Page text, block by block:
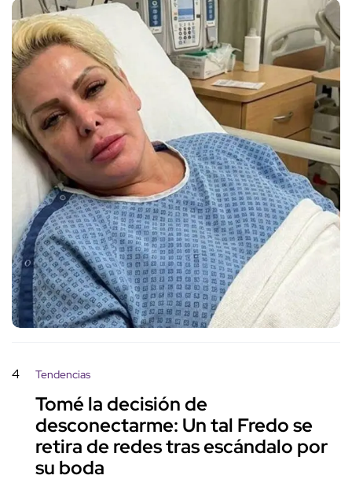
4 Tendencias
Tomé la decisión de
desconectarme: Un tal Fredo se
retira de redes tras escándalo por
su boda